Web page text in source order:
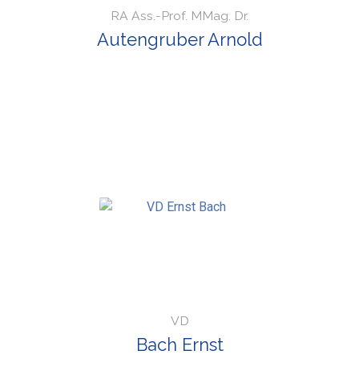
RA Ass.-Prof. MMag. Dr.
Autengruber Arnold
VD
Bach Ernst